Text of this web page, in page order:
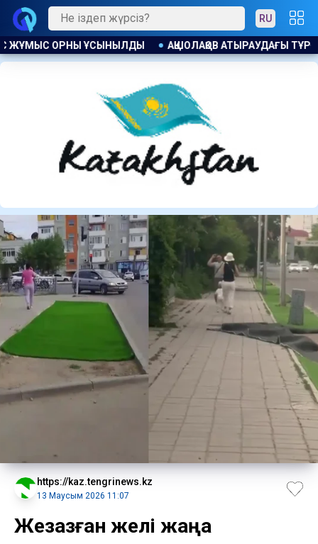
RU
ТҰРҒЫН ҮЙ КЕШЕНДЕРІНДЕГІ КӘРІЗ СУЫ МӘСЕЛЕСІН
https://kaz.tengrinews.kz
13 Маусым 2026 11:07
Жезқазған желі жаңа